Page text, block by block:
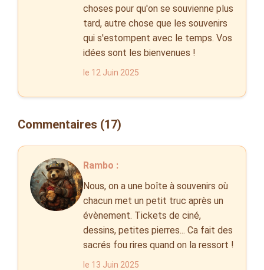
choses pour qu'on se souvienne plus
tard, autre chose que les souvenirs
qui s'estompent avec le temps. Vos
idées sont les bienvenues !
le 12 Juin 2025
Commentaires (17)
Rambo :
Nous, on a une boîte à souvenirs où
chacun met un petit truc après un
évènement. Tickets de ciné,
dessins, petites pierres... Ca fait des
sacrés fou rires quand on la ressort !
le 13 Juin 2025